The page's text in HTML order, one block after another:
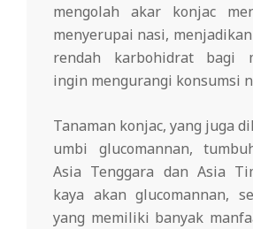
mengolah akar konjac
menyerupai nasi,
rendah karbohidrat bagi
ingin mengurangi konsumsi
Tanaman konjac, yang juga
umbi glucomannan,
Asia Tenggara dan Asia
kaya akan glucomannan,
yang memiliki banyak